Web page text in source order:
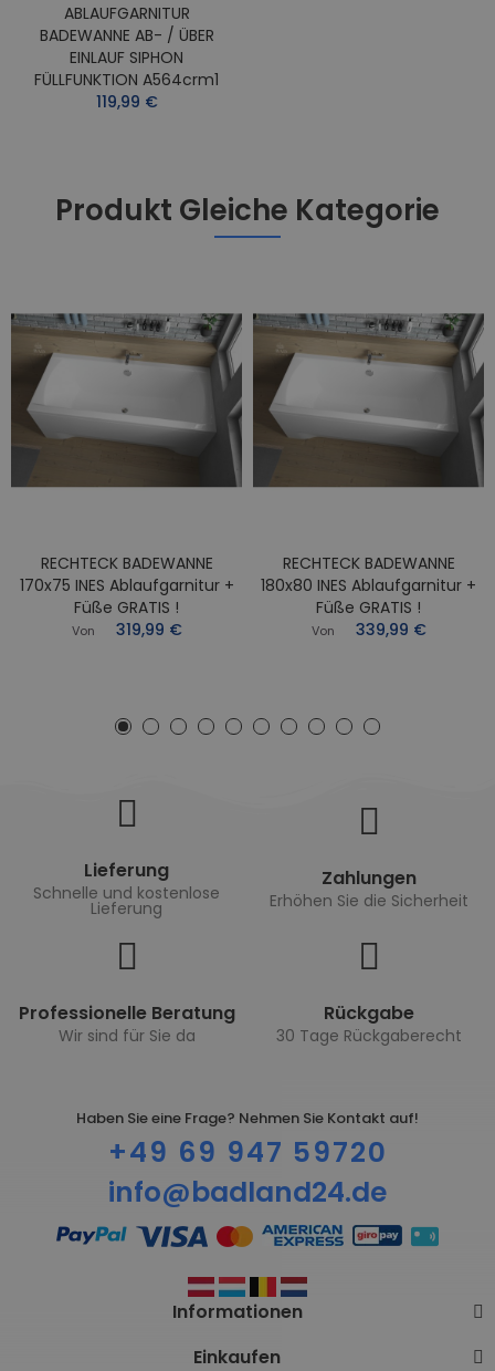
ABLAUFGARNITUR
BADEWANNE AB- / ÜBER
EINLAUF SIPHON
FÜLLFUNKTION A564crm1
119,99 €
Produkt Gleiche Kategorie
RECHTECK BADEWANNE
170x75 INES Ablaufgarnitur +
Füße GRATIS !
Von 319,99 €
RECHTECK BADEWANNE
180x80 INES Ablaufgarnitur +
Füße GRATIS !
Von 339,99 €
Lieferung
Schnelle und kostenlose
Lieferung
Zahlungen
Erhöhen Sie die Sicherheit
Professionelle Beratung
Wir sind für Sie da
Rückgabe
30 Tage Rückgaberecht
Haben Sie eine Frage? Nehmen Sie Kontakt auf!
+49 69 947 59720
info@badland24.de
Informationen
Einkaufen